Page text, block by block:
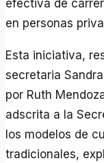
efectiva de
en personas
Esta iniciativa,
secretaria
por Ruth
adscrita a la
los modelos de
tradicionales,